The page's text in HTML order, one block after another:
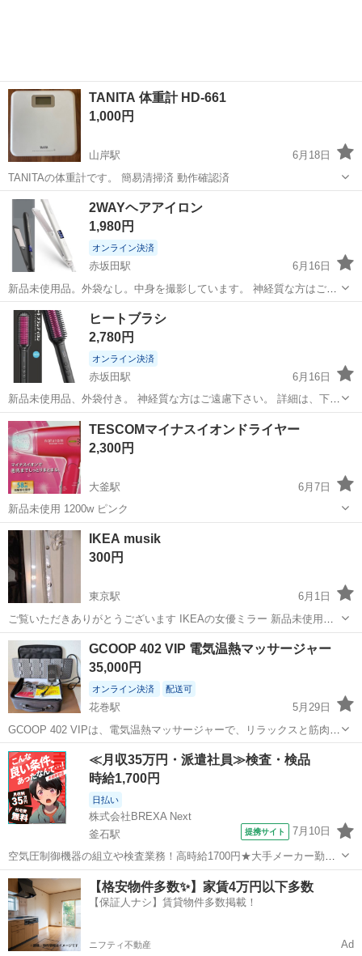
TANITA 体重計 HD-661
1,000円
山岸駅
6月18日
TANITAの体重計です。 簡易清掃済 動作確認済
岩手 美容家電
2WAYヘアアイロン
1,980円
オンライン決済
赤坂田駅
6月16日
新品未使用品。外袋なし。中身を撮影しています。 神経質な方はご遠
慮下さい。 詳細は、下記の説明、画像をご確認ください。
┈┈┈┈┈┈┈┈┈┈ 2WAYヘアアイロン（定価3199円） ヘアアイロ
ン 2way イオンカー...
岩手 八幡平市 赤坂田駅
ヒートブラシ
2,780円
オンライン決済
赤坂田駅
6月16日
新品未使用品、外袋付き。 神経質な方はご遠慮下さい。 詳細は、下記
の説明、画像をご確認ください。 ┈┈┈┈┈┈┈┈┈┈ ヒートブラシ
（定価4980円） ヒートブラシ ストレート ヘアアイロンブラシ 2WAY
ボリユー...
岩手 八幡平市 美容家電
TESCOMマイナスイオンドライヤー
2,300円
大釜駅
6月7日
新品未使用 1200w ピンク
岩手 滝沢市
IKEA musik
300円
東京駅
6月1日
ご覧いただきありがとうございます IKEAの女優ミラー 新品未使用で
す 撮影のため開封です 電球は付いてませんのでご購入ください
岩手 陸前高田市 美容家電
GCOOP 402 VIP 電気温熱マッサージャー
35,000円
オンライン決済 配送可
花巻駅
5月29日
GCOOP 402 VIPは、電気温熱マッサージャーで、リラックスと筋肉の
緊張緩和に最適です。 送料込みの料金となります。 - モデル名:
GCOOP 402 VIP - 付属品: 電源ケーブル - マニュア...
岩手 花巻市 花巻駅 美容家電 温熱
≪月収35万円・派遣社員≫検査・検品
時給1,700円
日払い
株式会社BREXA Next
釜石駅
提携サイト 7月10日
空気圧制御機器の組立や検査業務！高時給1700円★大手メーカー勤
務！嬉しい寮費無料！ワンルーム寮完備★マイカー通勤OK＆工場敷地
内に無料駐車場あり★！《岩手県釜石市》 人気の工場のお仕事 ◇空気
圧制御機器（シリンダ、バルブ...
岩手 釜石市 釜石駅 その他
【格安物件多数✨】家賃4万円以下多数
【保証人ナシ】賃貸物件多数掲載！
ニフティ不動産 Ad